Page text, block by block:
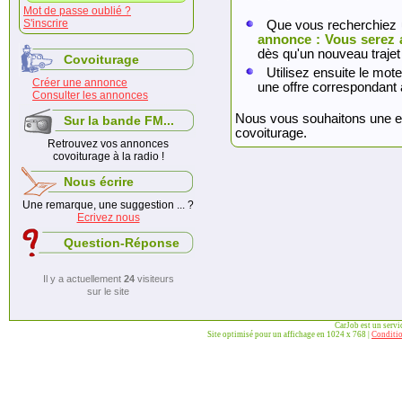
Mot de passe oublié ?
S'inscrire
Covoiturage
Créer une annonce
Consulter les annonces
Sur la bande FM...
Retrouvez vos annonces
covoiturage à la radio !
Nous écrire
Une remarque, une suggestion ... ?
Ecrivez nous
Question-Réponse
Il y a actuellement 24visiteurs
sur le site
Que vous
annonce : Vous serez
dès qu'un nouveau
Utilisez ensuite le
une offre
Nous vous souhaitons une
covoiturage.
CarJob est un
Site optimisé pour un affichage en 1024 x 768 |